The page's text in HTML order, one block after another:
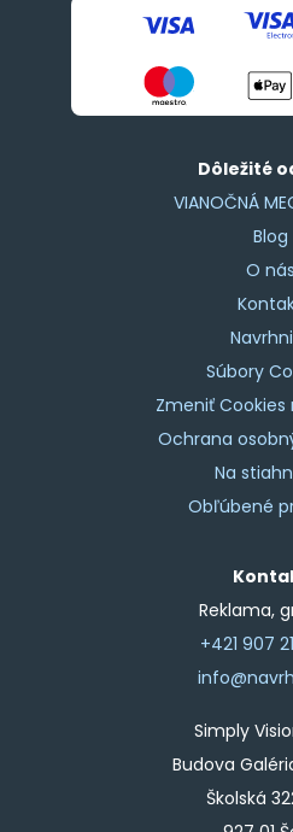
Dôležité
VIANOČNÁ
Blog
O nás
Súbory
Zmeniť
Ochrana
Na
Obľúbené
Reklama,
+421 907
Simply
Budova
Školská